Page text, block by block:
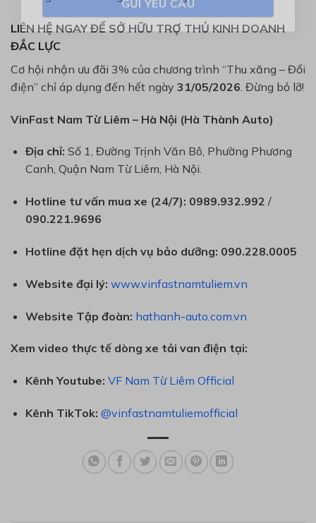
LIÊN HỆ NGAY ĐỂ SỞ HỮU TRỢ THỦ KINH DOANH
ĐẮC LỰC
Cơ hội nhận ưu đãi 3% của chương trình “Thu xăng – Đổi
điện” chỉ áp dụng đến hết ngày 31/05/2026 . Đừng bỏ lỡ!
VinFast Nam Từ Liêm – Hà Nội (Hà Thành Auto)
Địa chỉ: Số 1, Đường Trịnh Văn Bô, Phường Phương
Canh, Quận Nam Từ Liêm, Hà Nội.
Hotline tư vấn mua xe (24/7): 0989.932.992 /
090.221.9696
Hotline đặt hẹn dịch vụ bảo dưỡng: 090.228.0005
Website đại lý: www.vinfastnamtuliem.vn
Website Tập đoàn: hathanh-auto.com.vn
Xem video thực tế dòng xe tải van điện tại:
Kênh Youtube: VF Nam Từ Liêm Official
Kênh TikTok: @vinfastnamtuliemofficial